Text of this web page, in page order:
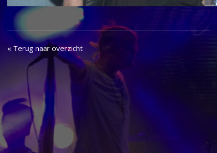
« Terug naar overzicht